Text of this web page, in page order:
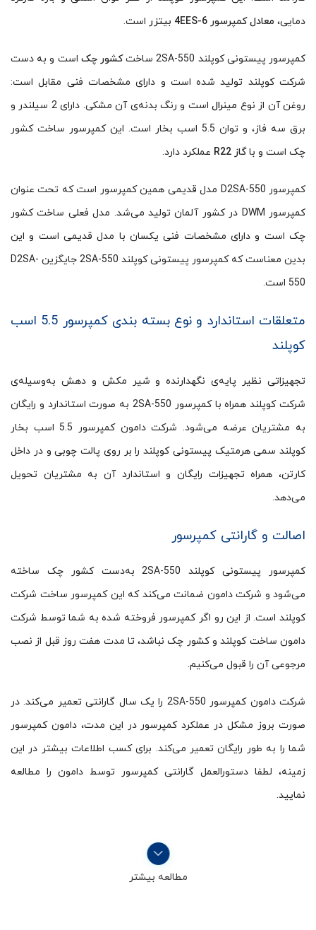
دمایی، معادل کمپرسور 4EES-6 بیتزر است.
کمپرسور پیستونی کوپلند 2SA-550 ساخت کشور چک است و به دست
شرکت کوپلند تولید شده‌ است و دارای مشخصات فنی مقابل است:
روغن آن از نوع مینرال
است و رنگ بدنه‌ی آن مشکی. دارای 2 سیلندر و
برق سه فاز، و توان 5.5 اسب بخار است. این کمپرسور ساخت کشور
چک است و باگاز R22 عملکرد دارد.
کمپرسور D2SA-550 مدل قدیمی همین کمپرسور است که تحت عنوان
کمپرسور DWM در کشور آلمان تولید می‌شد. مدل فعلی ساخت کشور
چک است و دارای مشخصات فنی یکسان با مدل قدیمی است و این
بدین معناست که کمپرسور پیستونی کوپلند 2SA-550 جایگزین D2SA-
550 است.
متعلقات استاندارد و نوع بسته بندی کمپرسور 5.5 اسب
کوپلند
تجهیزاتی نظیر پایه‌ی نگهدارنده و شیر مکش و دهش به‌وسیله‌ی
شرکت کوپلند همراه با کمپرسور 2SA-550 به صورت استاندارد و رایگان
به مشتریان عرضه‌ می‌شود. شرکت دامون کمپرسور 5.5 اسب بخار
کوپلند سمی هرمتیک پیستونی کوپلند را بر روی پالت چوبی و در داخل
کارتن، همراه تجهیزات رایگان و استاندارد آن به مشتریان تحویل
می‌دهد.
اصالت و گارانتی کمپرسور
کمپرسور پیستونی کوپلند 2SA-550 به‌دست کشور چک ساخته
می‌شود و شرکت دامون ضمانت می‌کند که این کمپرسور ساخت شرکت
کوپلند است. از این‌ رو اگر کمپرسور فروخته شده به شما توسط شرکت
دامون ساخت کوپلند و کشور چک نباشد، تا مدت هفت روز قبل از نصب
مرجوعی آن را قبول می‌کنیم.
شرکت دامون کمپرسور 2SA-550 را یک سال گارانتی تعمیر می‌کند. در
صورت بروز مشکل در عملکرد کمپرسور در این مدت، دامون کمپرسور
شما را به طور رایگان تعمیر می‌کند. برای کسب اطلاعات بیشتر در این
زمینه، لطفا دستورالعمل گارانتی کمپرسور توسط دامون را مطالعه
نمایید.
مطالعه بیشتر